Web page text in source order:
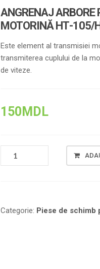
ANGRENAJ
MOTORINĂ НТ-105/
Este element al transmisiei
transmiterea cuplului de la
de viteze.
150 MDL
25/Z-
Categorie: Piese de schimb